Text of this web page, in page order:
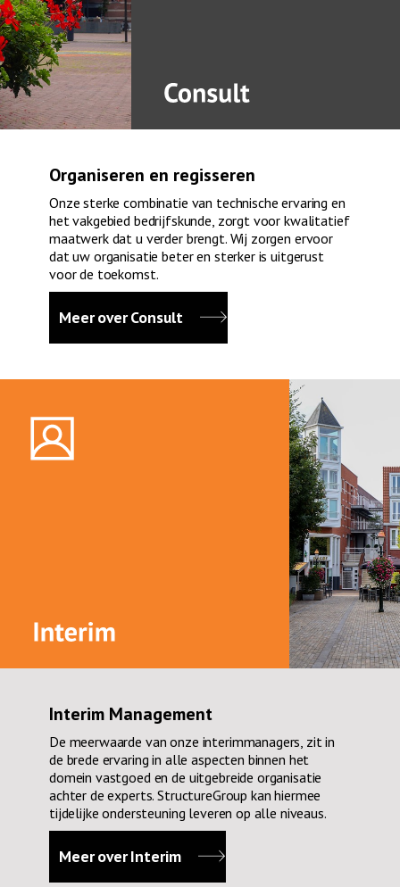
Organiseren en regisseren
Onze sterke combinatie van technische ervaring en
het vakgebied bedrijfskunde, zorgt voor kwalitatief
maatwerk dat u verder brengt. Wij zorgen ervoor
dat uw organisatie beter en sterker is uitgerust
voor de toekomst.
Meer over Consult
Interim Management
De meerwaarde van onze interimmanagers, zit in
de brede ervaring in alle aspecten binnen het
domein vastgoed en de uitgebreide organisatie
achter de experts. StructureGroup kan hiermee
tijdelijke ondersteuning leveren op alle niveaus.
Meer over Interim